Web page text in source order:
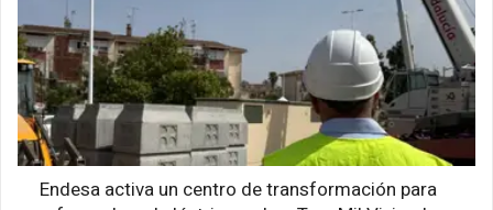
Endesa activa un centro de transformación para